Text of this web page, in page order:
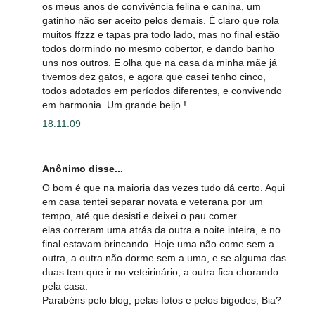
os meus anos de convivência felina e canina, um
gatinho não ser aceito pelos demais. É claro que rola
muitos ffzzz e tapas pra todo lado, mas no final estão
todos dormindo no mesmo cobertor, e dando banho
uns nos outros. E olha que na casa da minha mãe já
tivemos dez gatos, e agora que casei tenho cinco,
todos adotados em períodos diferentes, e convivendo
em harmonia. Um grande beijo !
18.11.09
Anônimo disse...
O bom é que na maioria das vezes tudo dá certo. Aqui
em casa tentei separar novata e veterana por um
tempo, até que desisti e deixei o pau comer.
elas correram uma atrás da outra a noite inteira, e no
final estavam brincando. Hoje uma não come sem a
outra, a outra não dorme sem a uma, e se alguma das
duas tem que ir no veteirinário, a outra fica chorando
pela casa.
Parabéns pelo blog, pelas fotos e pelos bigodes, Bia?